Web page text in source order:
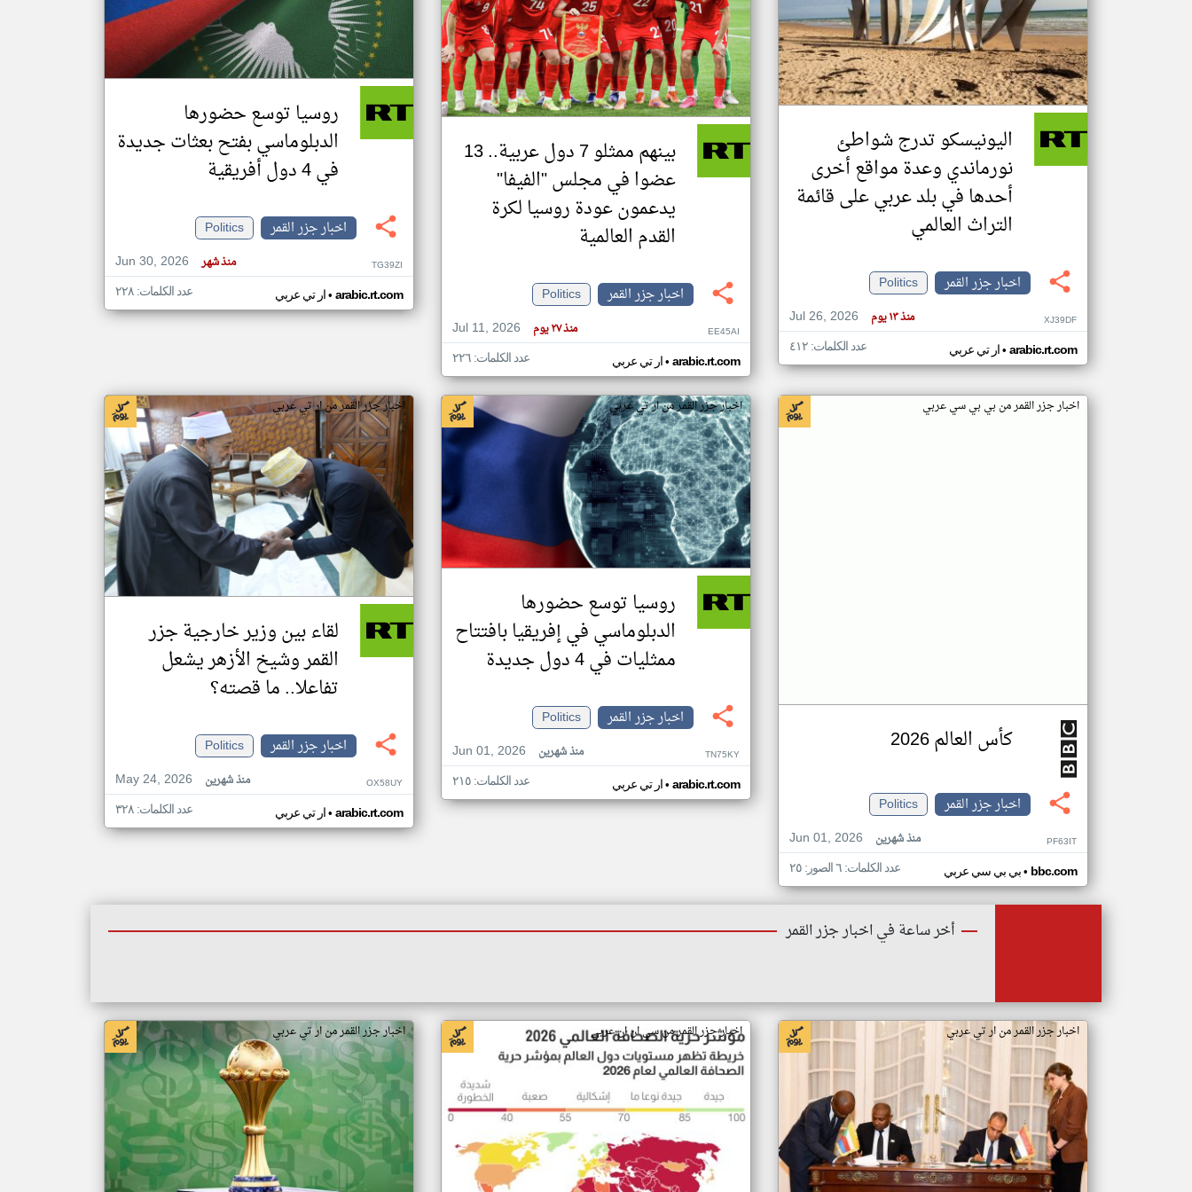
تغيير الدولة
اخبار جزر القمر على مدار الساعة
أهم اخبار جزر القمر العاجلة والمباشرة
اليونيسكو تدرج شواطئ
نورماندي وعدة مواقع أخرى
أحدها في بلد عربي على قائمة
التراث العالمي
اخبار جزر القمر
Politics
Jul 26, 2026
منذ ١٣ يوم XJ39DF
ار تي عربي• arabic.rt.com عدد الكلمات: ٤١٢
بينهم ممثلو 7 دول عربية.. 13
عضوا في مجلس "الفيفا"
يدعمون عودة روسيا لكرة
القدم العالمية
اخبار جزر القمر
Politics
Jul 11, 2026
منذ ٢٧ يوم EE45AI
ار تي عربي• arabic.rt.com عدد الكلمات: ٢٢٦
روسيا توسع حضورها
الدبلوماسي بفتح بعثات جديدة
في 4 دول أفريقية
اخبار جزر القمر
Politics
Jun 30, 2026
منذ شهر TG39ZI
ار تي عربي• arabic.rt.com عدد الكلمات: ٢٢٨
اخبار جزر القمر من بي بي سي عربي
كأس العالم 2026
اخبار جزر القمر
Politics
Jun 01, 2026
منذ شهرين PF63IT
بي بي سي عربي• bbc.com عدد الكلمات: ٦ الصور: ٢٥
اخبار جزر القمر من ار تي عربي
روسيا توسع حضورها
الدبلوماسي في إفريقيا بافتتاح
ممثليات في 4 دول جديدة
اخبار جزر القمر
Politics
Jun 01, 2026
منذ شهرين TN75KY
ار تي عربي• arabic.rt.com عدد الكلمات: ٢١٥
اخبار جزر القمر من ار تي عربي
لقاء بين وزير خارجية جزر
القمر وشيخ الأزهر يشعل
تفاعلا.. ما قصته؟
اخبار جزر القمر
Politics
May 24, 2026
منذ شهرين OX58UY
ار تي عربي• arabic.rt.com عدد الكلمات: ٣٢٨
أخر ساعة في اخبار جزر القمر
اخبار جزر القمر من ار تي عربي اخبار جزر القمر من سي ان ان عربي اخبار جزر القمر من ار تي عربي
klyoum.com